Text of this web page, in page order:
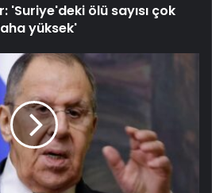
'Suriye'deki ölü sayısı çok
yüksek'